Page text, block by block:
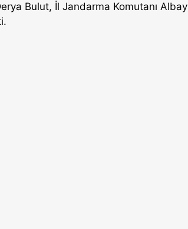
Bulut, İl Jandarma Komutanı Albay